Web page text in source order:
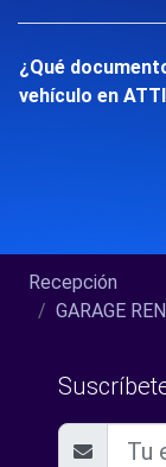
¿Qué
vehículo en
Recepción
GARAGE